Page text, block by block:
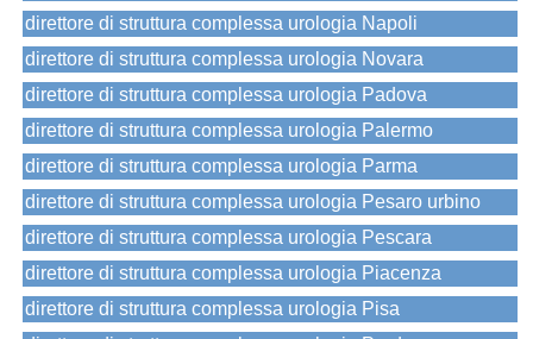
direttore di struttura complessa urologia Napoli
direttore di struttura complessa urologia Novara
direttore di struttura complessa urologia Padova
direttore di struttura complessa urologia Palermo
direttore di struttura complessa urologia Parma
direttore di struttura complessa urologia Pesaro urbino
direttore di struttura complessa urologia Pescara
direttore di struttura complessa urologia Piacenza
direttore di struttura complessa urologia Pisa